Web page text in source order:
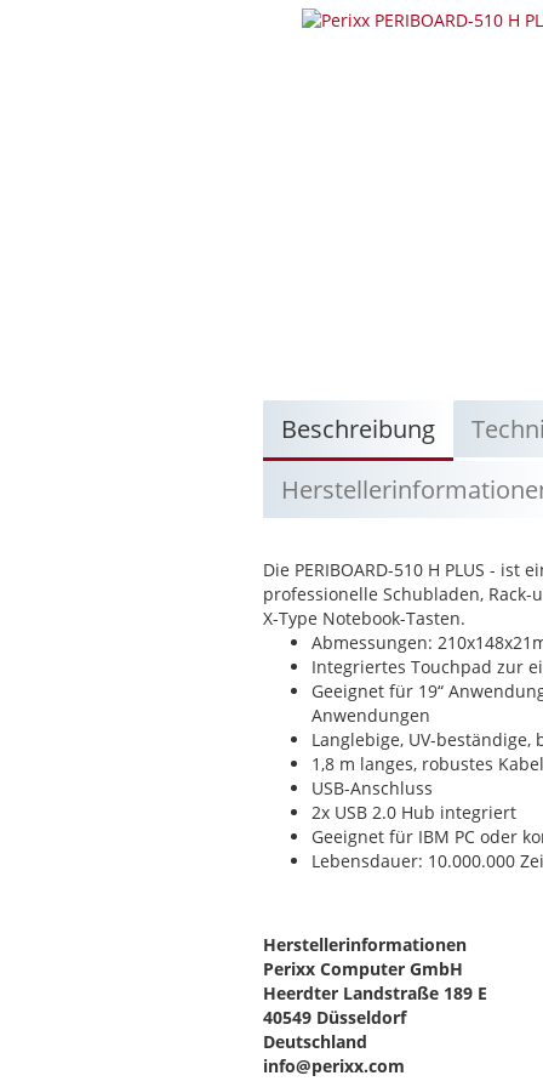
Beschreibung
Die PERIBOARD-510 H PLUS -
professionelle Schubladen,
X-Type Notebook-Tasten.
Abmessungen:
Integriertes Touchpad zur
Geeignet für 19“
Anwendungen
Langlebige, UV-beständige,
1,8 m langes, robustes Kabel
USB-Anschluss
2x USB 2.0 Hub integriert
Geeignet für IBM PC oder
Lebensdauer: 10.000.000
Herstellerinformationen
Perixx Computer GmbH
Heerdter Landstraße 189 E
40549 Düsseldorf
Deutschland
info@perixx.com